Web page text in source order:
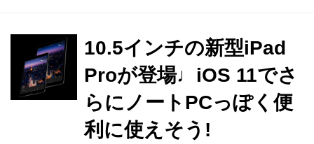
みた [...]
10.5インチの新型iPad
Proが登場♩iOS 11でさ
らにノートPCっぽく便
利に使えそう!